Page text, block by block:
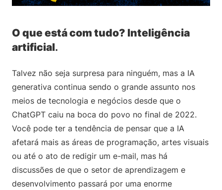
O que está com tudo? Inteligência
artificial.
Talvez não seja surpresa para ninguém, mas a IA
generativa continua sendo o grande assunto nos
meios de tecnologia e negócios desde que o
ChatGPT caiu na boca do povo no final de 2022.
Você pode ter a tendência de pensar que a IA
afetará mais as áreas de programação, artes visuais
ou até o ato de redigir um e-mail, mas há
discussões de que o setor de aprendizagem e
desenvolvimento passará por uma enorme